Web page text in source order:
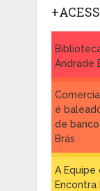
Andrade
é
de
Brás
A Equipe
Encontra